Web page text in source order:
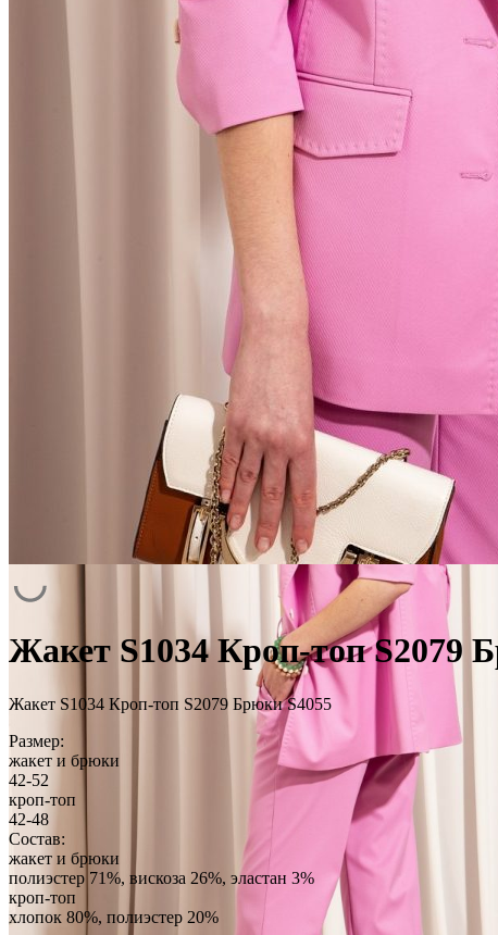
Жакет S1034 Кроп-топ S2079
Жакет S1034 Кроп-топ S2079 Брюки S4055
Размер:
жакет и брюки
42-52
кроп-топ
42-48
Состав:
жакет и брюки
полиэстер 71%, вискоза 26%, эластан 3%
кроп-топ
хлопок 80%, полиэстер 20%